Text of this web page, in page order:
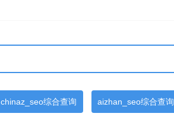
chinaz_seo综合查询 aizhan_seo综合查询